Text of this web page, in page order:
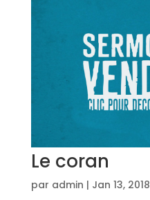
Le coran
par admin | Jan 13, 2018